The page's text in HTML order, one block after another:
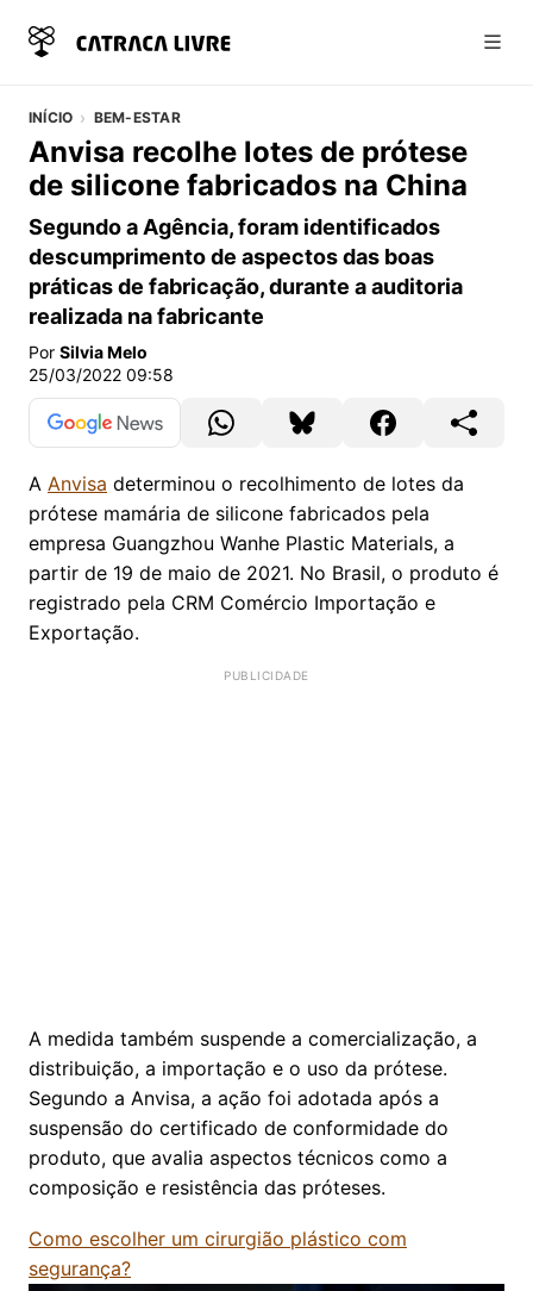
INÍCIO BEM-ESTAR
Anvisa recolhe lotes de prótese
de silicone fabricados na China
Segundo a Agência, foram identificados
descumprimento de aspectos das boas
práticas de fabricação, durante a auditoria
realizada na fabricante
Por Silvia Melo
25/03/2022 09:58
A Anvisa determinou o recolhimento de lotes da
prótese mamária de silicone fabricados pela
empresa Guangzhou Wanhe Plastic Materials, a
partir de 19 de maio de 2021. No Brasil, o produto é
registrado pela CRM Comércio Importação e
Exportação.
A medida também suspende a comercialização, a
distribuição, a importação e o uso da prótese.
Segundo a Anvisa, a ação foi adotada após a
suspensão do certificado de conformidade do
produto, que avalia aspectos técnicos como a
composição e resistência das próteses.
Como escolher um cirurgião plástico com
segurança?